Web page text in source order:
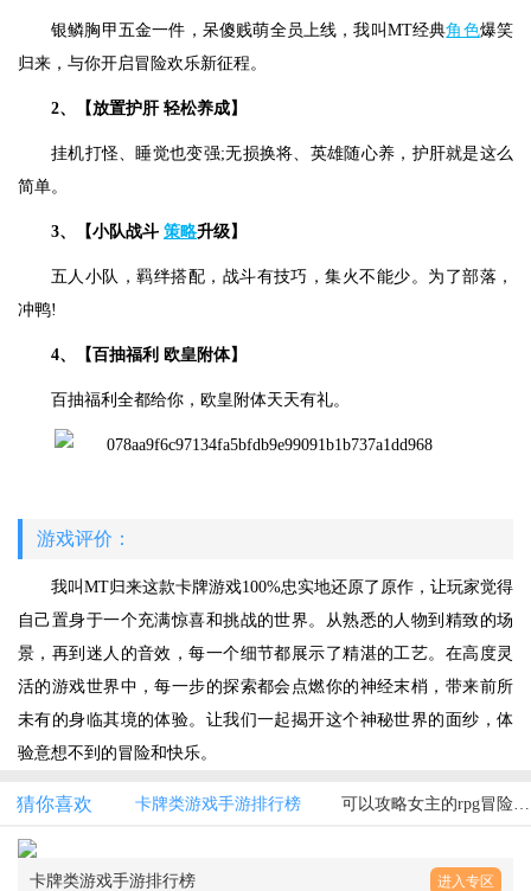
银鳞胸甲五金一件，呆傻贱萌全员上线，我叫MT经典角色爆笑
归来，与你开启冒险欢乐新征程。
2、【放置护肝 轻松养成】
挂机打怪、睡觉也变强;无损换将、英雄随心养，护肝就是这么
简单。
3、【小队战斗 策略升级】
五人小队，羁绊搭配，战斗有技巧，集火不能少。为了部落，
冲鸭!
4、【百抽福利 欧皇附体】
百抽福利全都给你，欧皇附体天天有礼。
游戏评价：
我叫MT归来这款卡牌游戏100%忠实地还原了原作，让玩家觉得
自己置身于一个充满惊喜和挑战的世界。从熟悉的人物到精致的场
景，再到迷人的音效，每一个细节都展示了精湛的工艺。在高度灵
活的游戏世界中，每一步的探索都会点燃你的神经末梢，带来前所
未有的身临其境的体验。让我们一起揭开这个神秘世界的面纱，体
验意想不到的冒险和快乐。
猜你喜欢 卡牌类游戏手游排行榜 可以攻略女主的rpg冒险游戏
卡牌类游戏手游排行榜 进入专区